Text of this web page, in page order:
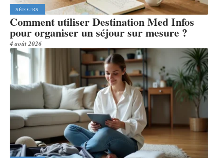
SÉJOURS
Comment utiliser Destination Med Infos
pour organiser un séjour sur mesure ?
4 août 2026